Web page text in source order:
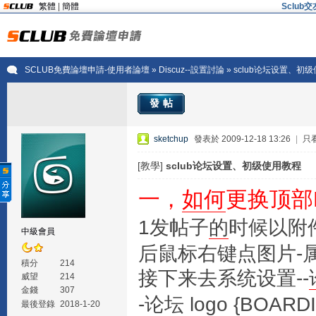
繁體 簡體 Sclub交
SCLUB免費論壇申請-使用者論壇» Discuz--設置討論» sclub论坛设置、初级
發帖
中級會員
積分
214
威望
214
金錢
307
最後登錄 2018-1-20
sketchup 發表於 2009-12-18 13:26 只
[教學] sclub论坛设置、初级使用教程
一， 如何更换顶
1发帖子的时候以附
后鼠标右键点图片-
接下来去系统设置--
-论坛 logo